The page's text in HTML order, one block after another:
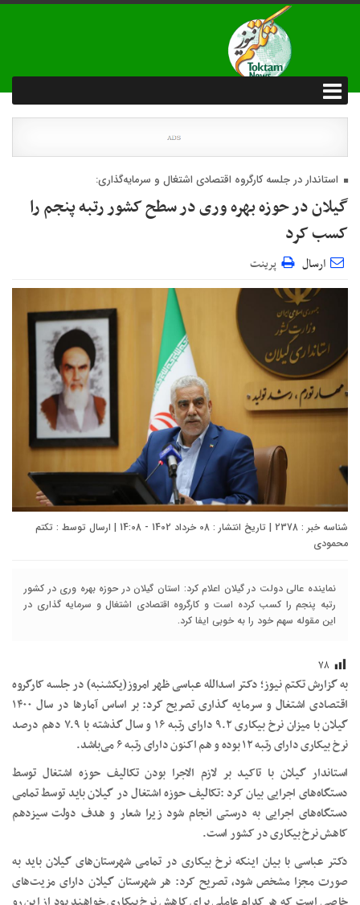
استاندار در جلسه کارگروه اقتصادی اشتغال و سرمایه‌گذاری:
گیلان در حوزه بهره‌ وری در سطح کشور رتبه پنجم را
کسب کرد
ارسال پرینت
شناسه خبر : 2378 | تاریخ انتشار : 08 خرداد 1402 - 14:08 | ارسال توسط :
تکتم
محمودی
نماینده عالی دولت در گیلان اعلام کرد: استان گیلان در حوزه بهره وری در کشور
رتبه پنجم را کسب کرده است و کارگروه اقتصادی اشتغال و سرمایه گذاری در
این مقوله سهم خود را به خوبی ایفا کرد.
۷۸
به گزارش تکتم نیوز؛ دکتر اسدالله عباسی ظهر امروز(یکشنبه) در جلسه کارگروه
اقتصادی اشتغال و سرمایه گذاری تصریح کرد: بر اساس آمارها در سال ۱۴۰۰
گیلان با میزان نرخ بیکاری ۹.۲ دارای رتبه ۱۶ و سال گذشته با ۷.۹ دهم درصد
نرخ بیکاری دارای رتبه ۱۲ بوده و هم اکنون دارای رتبه ۶ می‌باشد.
استاندار گیلان با تاکید بر لازم الاجرا بودن تکالیف حوزه اشتغال توسط
دستگاه‌های اجرایی بیان کرد :تکالیف حوزه اشتغال در گیلان باید توسط تمامی
دستگاه‌های اجرایی به درستی انجام شود زیرا شعار و هدف دولت سیزدهم
کاهش نرخ بیکاری در کشور است.
دکتر عباسی با بیان اینکه نرخ بیکاری در تمامی شهرستان‌های گیلان باید به
صورت مجزا مشخص شود، تصریح کرد: هر شهرستان گیلان دارای مزیت‌های